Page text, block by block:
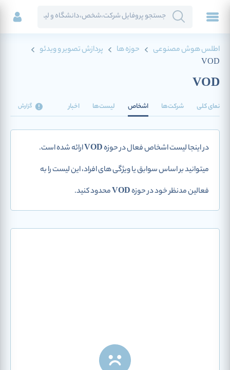
اطلس هوش مصنوعی حوزه ها
پردازش تصویر و ویدئو
VOD
VOD
نمای کلی شرکت‌ها اشخاص لیست‌ها اخبار گزارش
در اینجا لیست اشخاص فعال در حوزهVODارائه شده است.
میتوانید بر اساس سوابق یا ویژگی های افراد، این لیست را به
فعالین مدنظر خود در حوزهVODمحدود کنید.